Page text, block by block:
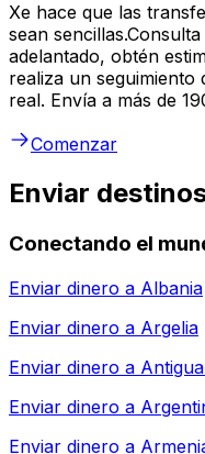
Xe hace que las
sean
adelantado, obtén
realiza un seguimiento
real. Envía a más de
Comenzar
Enviar
Conectando el
Enviar dinero a Albania
Enviar dinero a Argelia
Enviar dinero a
Enviar dinero a
Enviar dinero a